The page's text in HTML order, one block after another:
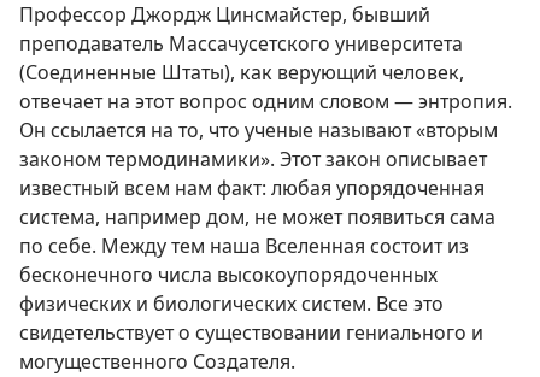
Профессор Джордж Цинсмайстер, бывший
преподаватель Массачусетского университета
(Соединенные Штаты), как верующий человек,
отвечает на этот вопрос одним словом — энтропия.
Он ссылается на то, что ученые называют «вторым
законом термодинамики». Этот закон описывает
известный всем нам факт: любая упорядоченная
система, например дом, не может появиться сама
по себе. Между тем наша Вселенная состоит из
бесконечного числа высокоупорядоченных
физических и биологических систем. Все это
свидетельствует о существовании гениального и
могущественного Создателя.